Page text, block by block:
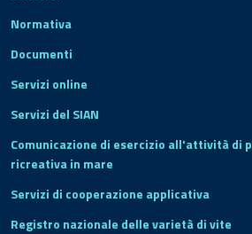
Normativa
Documenti
Servizi online
Servizi del SIAN
Comunicazione di esercizio all'attività di
ricreativa in mare
Servizi di cooperazione applicativa
Registro nazionale delle varietà di vite